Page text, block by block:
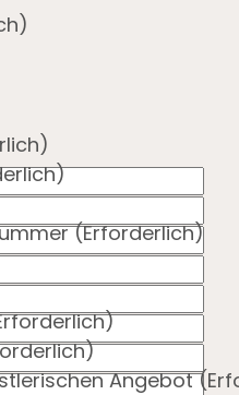
(Erforderlich)
Angebot